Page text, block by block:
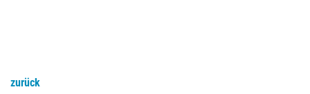
zurück